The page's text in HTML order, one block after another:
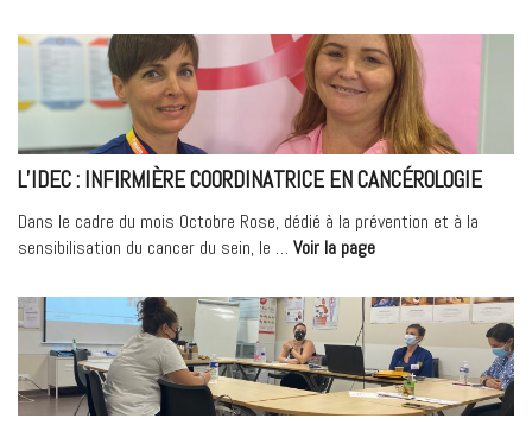
multi-
organes
et
tissus
(PMOT)
au
Médipôle
Hôpital
Privé »
L’IDEC : INFIRMIÈRE COORDINATRICE EN CANCÉROLOGIE
Dans le cadre du mois Octobre Rose, dédié à la prévention et à la
sensibilisation du cancer du sein, le … Voir la page« L’IDEC
INFIRMIÈRE
COORDINATRICE
EN
CANCÉROLOGIE »